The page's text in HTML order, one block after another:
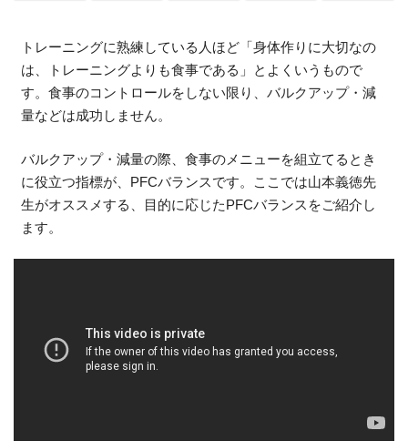
楽天
ふるさとチョイス
ふるなび
トレーニングに熟練している人ほど「身体作りに大切なの
は、トレーニングよりも食事である」とよくいうもので
す。食事のコントロールをしない限り、バルクアップ・減
量などは成功しません。
バルクアップ・減量の際、食事のメニューを組立てるとき
に役立つ指標が、PFCバランスです。ここでは山本義徳先
生がオススメする、目的に応じたPFCバランスをご紹介し
ます。